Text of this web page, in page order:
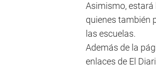
Asimismo,
quienes también
las escuelas.
Además de la
enlaces de El